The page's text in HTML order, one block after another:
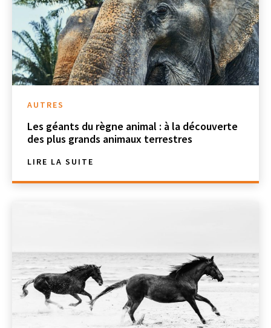
AUTRES
Les géants du règne animal : à la découverte
des plus grands animaux terrestres
LIRE LA SUITE